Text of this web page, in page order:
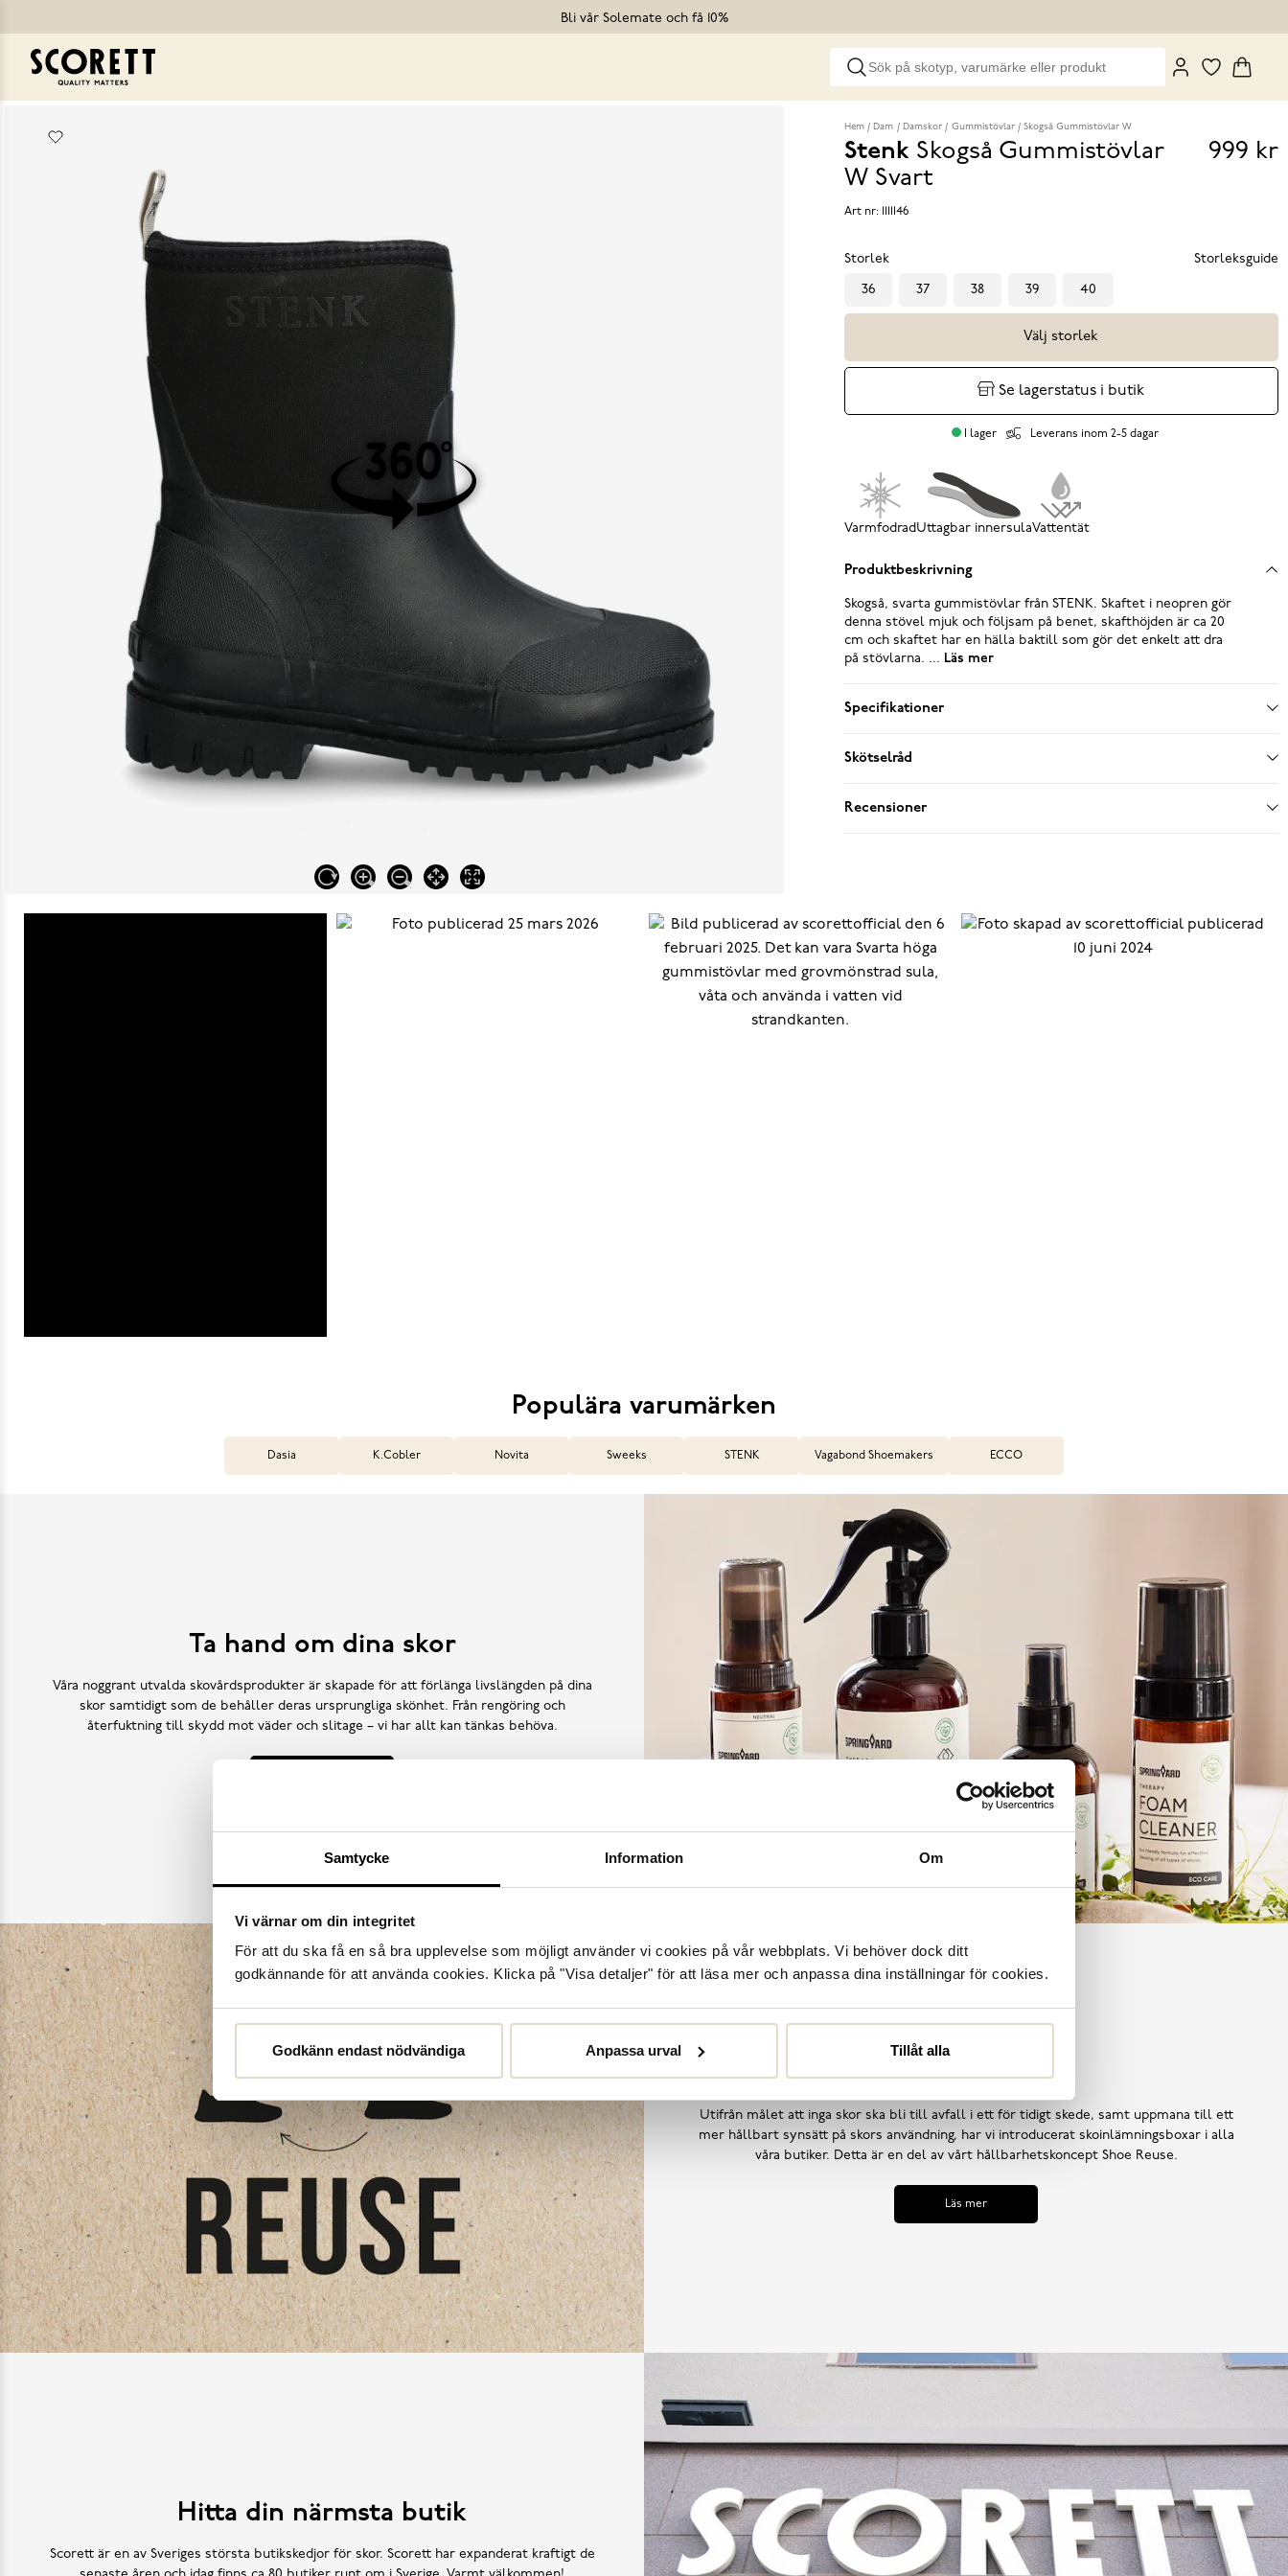
Samtycke Information Om
Vi värnar om din integritet
För att du ska få en så bra upplevelse som möjligt använder vi cookies på vår webbplats. Vi behöver dock ditt
godkännande för att använda cookies. Klicka på "Visa detaljer" för att läsa mer och anpassa dina inställningar för cookies.
Godkänn endast nödvändiga Anpassa urval Tillåt alla
Bli vår Solemate och få 10%
Hem Dam Damskor Gummistövlar Skogså Gummistövlar W
Stenk Skogså Gummistövlar
W Svart
Pris
999 kr
Art nr: 1111146
Storlek Storleksguide
36 37 38 39 40
Välj storlek
Se lagerstatus i butik
I lager Leverans inom 2-5 dagar
VarmfodradUttagbar innersulaVattentät
Produktbeskrivning
Skogså, svarta gummistövlar från STENK. Skaftet i neopren gör
denna stövel mjuk och följsam på benet, skafthöjden är ca 20
cm och skaftet har en hälla baktill som gör det enkelt att dra
på stövlarna. ... Läs mer
Specifikationer
Skötselråd
Recensioner
Populära varumärken
Dasia K.Cobler Novita Sweeks STENK Vagabond Shoemakers ECCO
Ta hand om dina skor
Våra noggrant utvalda skovårdsprodukter är skapade för att förlänga livslängden på dina
skor samtidigt som de behåller deras ursprungliga skönhet. Från rengöring och
återfuktning till skydd mot väder och slitage – vi har allt kan tänkas behöva.
Shoe Reuse
Utifrån målet att inga skor ska bli till avfall i ett för tidigt skede, samt uppmana till ett
mer hållbart synsätt på skors användning, har vi introducerat skoinlämningsboxar i alla
våra butiker. Detta är en del av vårt hållbarhetskoncept Shoe Reuse.
Läs mer
Hitta din närmsta butik
Scorett är en av Sveriges största butikskedjor för skor. Scorett har expanderat kraftigt de